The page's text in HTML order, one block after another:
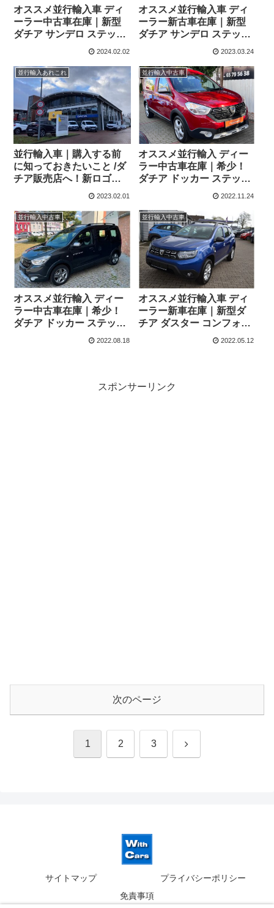
オススメ並行輸入車 ディ
ーラー中古車在庫｜新型
ダチア サンデロ ステップ
ウェイ コンフォート
2024.02.02
オススメ並行輸入車 ディ
ーラー新古車在庫｜新型
ダチア サンデロ ステップ
ウェイ コンフォート
2023.03.24
並行輸入あれこれ
並行輸入車｜購入する前
に知っておきたいこと /ダ
チア販売店へ！新ロゴ＆
2023.02.01
並行輸入中古車
オススメ並行輸入 ディー
ラー中古車在庫｜希少！
ダチア ドッカー ステップ
ウェイプラスTCe 130
2022.11.24
並行輸入中古車
オススメ並行輸入 ディー
ラー中古車在庫｜希少！
ダチア ドッカー ステップ
ウェイプラスTCe 130
2022.08.18
並行輸入中古車
オススメ並行輸入車 ディ
ーラー新車在庫｜新型ダ
チア ダスター コンフォー
ト 1.3 TCe150 6MT 4WD
2022.05.12
スポンサーリンク
次のページ
1 2 3 次
サイトマップ
プライバシーポリシー
免責事項